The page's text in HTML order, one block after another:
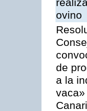
ovino
de
a la